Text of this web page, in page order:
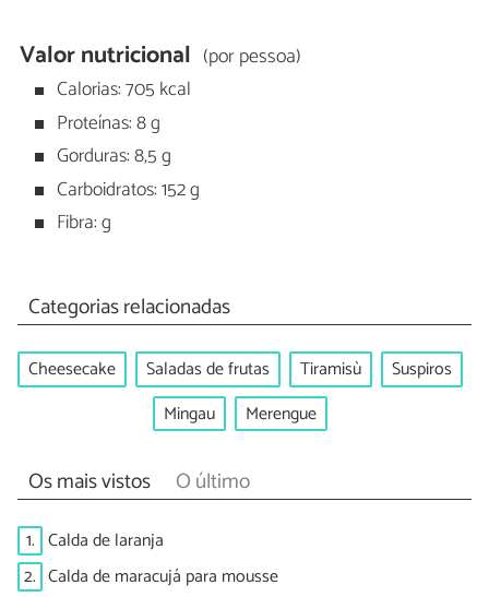
Valor nutricional (por pessoa)
Calorias: 705 kcal
Proteínas: 8 g
Gorduras: 8,5 g
Carboidratos: 152 g
Fibra: g
Categorias relacionadas
Cheesecake Saladas de frutas Tiramisù
Suspiros
Mingau
Merengue
Os mais vistos O último
1. Calda de laranja
2. Calda de maracujá para mousse